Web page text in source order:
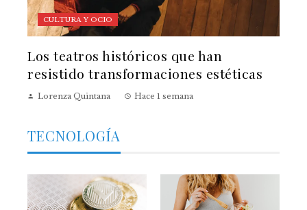
CULTURA Y OCIO
Los teatros históricos que han
resistido transformaciones estéticas
Lorenza Quintana Hace 1 semana
TECNOLOGÍA